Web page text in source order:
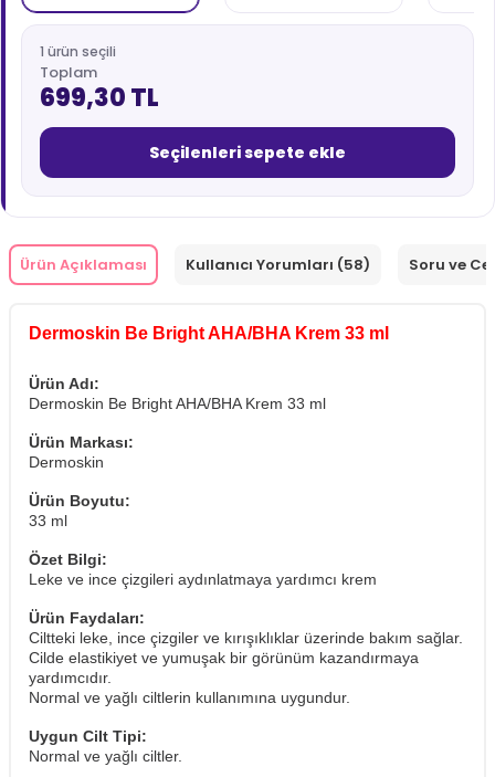
1 ürün seçili
Toplam
699,30 TL
Seçilenleri sepete ekle
Ürün Açıklaması Kullanıcı Yorumları (58) Soru ve
Dermoskin Be Bright AHA/BHA Krem 33 ml
Ürün Adı:
Dermoskin Be Bright AHA/BHA Krem 33 ml
Ürün Markası:
Dermoskin
Ürün Boyutu:
33 ml
Özet Bilgi:
Leke ve ince çizgileri aydınlatmaya yardımcı krem
Ürün Faydaları:
Ciltteki leke, ince çizgiler ve kırışıklıklar üzerinde bakım sağlar.
Cilde elastikiyet ve yumuşak bir görünüm kazandırmaya
yardımcıdır.
Normal ve yağlı ciltlerin kullanımına uygundur.
Uygun Cilt Tipi:
Normal ve yağlı ciltler.